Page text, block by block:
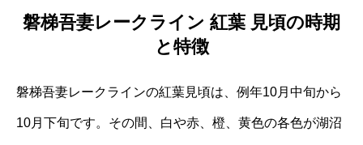
磐梯吾妻レークライン 紅葉 見頃の時期
と特徴
磐梯吾妻レークラインの紅葉見頃は、例年10月中旬から
10月下旬です。その間、白や赤、橙、黄色の各色が湖沼